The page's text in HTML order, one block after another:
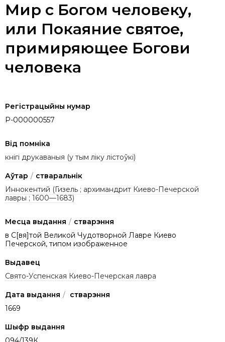
Мир с Богом человеку,
или Покаяние святое,
примиряющее Богови
человека
Регістрацыйны нумар
P-000000557
Від помніка
кнігі друкаваныя (у тым ліку лістоўкі)
Аўтар / стваральнік
Иннокентий (Гизель ; архимандрит Киево-Печерской
лавры ; 1600—1683)
Месца выдання / стварэння
в С[вя]той Великой Чудотворной Лавре Киево
Печерской, типом изображенное
Выдавец
Свято-Успенская Киево-Печерская лавра
Дата выдання / стварэння
1669
Шыфр выдання